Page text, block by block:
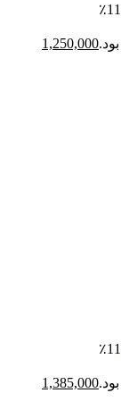
1,250,000
1,385,000